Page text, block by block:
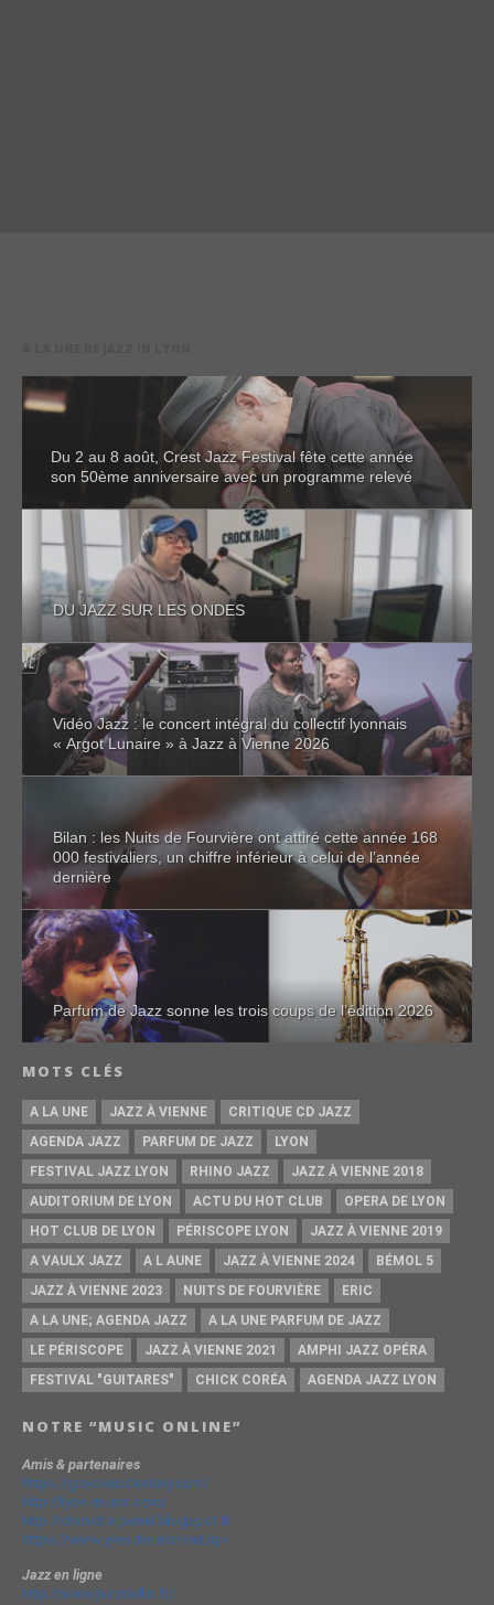
Du 2 au 8 août, Crest Jazz Festival fête cette année
son 50ème anniversaire avec un programme relevé
DU JAZZ SUR LES ONDES
Vidéo Jazz : le concert intégral du collectif lyonnais
« Argot Lunaire » à Jazz à Vienne 2026
Bilan : les Nuits de Fourvière ont attiré cette année 168
000 festivaliers, un chiffre inférieur à celui de l’année
dernière
Parfum de Jazz sonne les trois coups de l’édition 2026
MOTS CLÉS
A LA UNE JAZZ À VIENNE
CRITIQUE CD JAZZ
AGENDA JAZZ
PARFUM DE JAZZ
LYON
FESTIVAL JAZZ LYON
RHINO JAZZ
JAZZ À VIENNE 2018
AUDITORIUM DE LYON
ACTU DU HOT CLUB
OPERA DE LYON
HOT CLUB DE LYON
PÉRISCOPE LYON
JAZZ À VIENNE 2019
A VAULX JAZZ
A L AUNE JAZZ À VIENNE 2024
BÉMOL 5
JAZZ À VIENNE 2023
NUITS DE FOURVIÈRE
ERIC
A LA UNE; AGENDA JAZZ
A LA UNE PARFUM DE JAZZ
LE PÉRISCOPE
JAZZ À VIENNE 2021
AMPHI JAZZ OPÉRA
FESTIVAL "GUITARES"
CHICK CORÉA AGENDA JAZZ LYON
NOTRE “MUSIC ONLINE”
Amis & partenaires
https://groovesidestory.com/
http://lyon-music.com/
http://chrischarpenel.blogspot.fr
https://www.yvesdorison.net/q-r
Jazz en ligne
http://www.jazzradio.fr/